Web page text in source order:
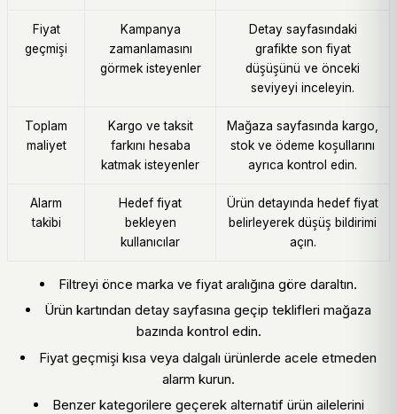
Fiyat
geçmişi
Kampanya
zamanlamasını
görmek isteyenler
Detay sayfasındaki
grafikte son fiyat
düşüşünü ve önceki
seviyeyi inceleyin.
Toplam
maliyet
Kargo ve taksit
farkını hesaba
katmak isteyenler
Mağaza sayfasında kargo,
stok ve ödeme koşullarını
ayrıca kontrol edin.
Alarm
takibi
Hedef fiyat
bekleyen
kullanıcılar
Ürün detayında hedef fiyat
belirleyerek düşüş bildirimi
açın.
Filtreyi önce marka ve fiyat aralığına göre daraltın.
Ürün kartından detay sayfasına geçip teklifleri mağaza
bazında kontrol edin.
Fiyat geçmişi kısa veya dalgalı ürünlerde acele etmeden
alarm kurun.
Benzer kategorilere geçerek alternatif ürün ailelerini